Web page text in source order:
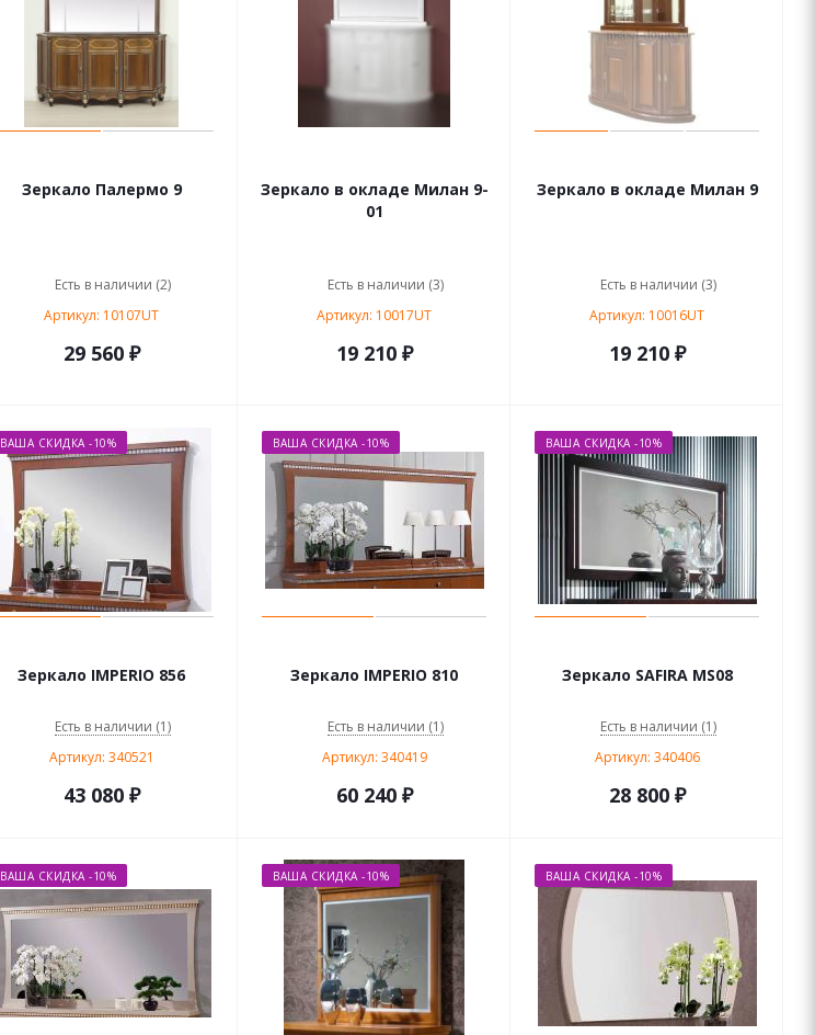
Зеркало Палермо 9
Есть в наличии (2)
Артикул: 10107UT
29 560 ₽
Зеркало в окладе Милан 9-
01
Есть в наличии (3)
Артикул: 10017UT
19 210 ₽
Зеркало в окладе Милан 9
Есть в наличии (3)
Артикул: 10016UT
19 210 ₽
ВАША СКИДКА -10%
Зеркало IMPERIO 856
Есть в наличии (1)
Артикул: 340521
43 080₽
ВАША СКИДКА -10%
Зеркало IMPERIO 810
Есть в наличии (1)
Артикул: 340419
60 240₽
ВАША СКИДКА -10%
Зеркало SAFIRA MS08
Есть в наличии (1)
Артикул: 340406
28 800₽
ВАША СКИДКА -10% ВАША СКИДКА -10% ВАША СКИДКА -10%